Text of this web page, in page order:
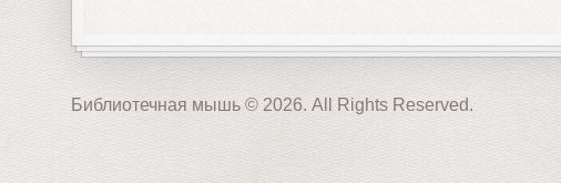
Библиотечная мышь © 2026. All Rights Reserved.